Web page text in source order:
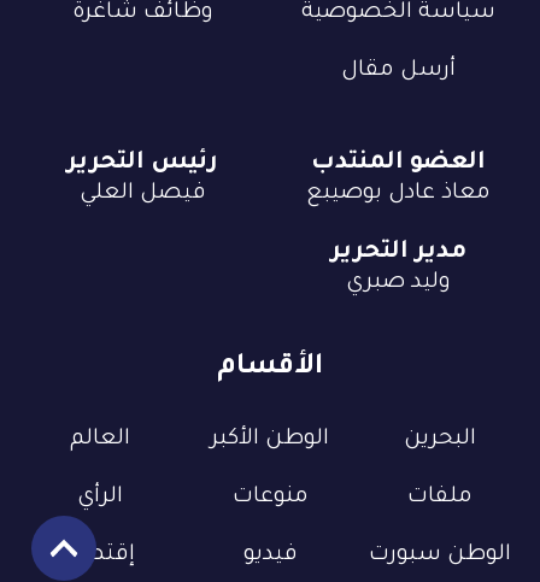
سياسة الخصوصية وظائف شاغرة
أرسل مقال
الأقسام
البحرين الوطن الأكبر العالم
ملفات منوعات الرأي
الوطن سبورت فيديو إقتصاد
العضو المنتدب
معاذ عادل بوصيبع
رئيس التحرير
فيصل العلي
مدير التحرير
وليد صبري